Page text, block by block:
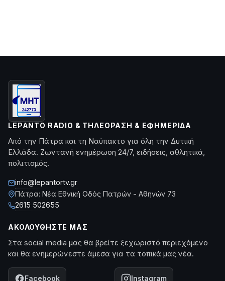
LEPANTO RADIO & ΤΗΛΕΌΡΑΣΗ & ΕΦΗΜΕΡΊΔΑ
Από την Πάτρα και τη Ναύπακτο για όλη την Δυτική
Ελλάδα. Ζωντανή ενημέρωση 24/7, ειδήσεις, αθλητικά,
πολιτισμός.
info@lepantortv.gr
Πάτρα: Νέα Εθνική Οδός Πατρών - Αθηνών 73
2615 502655
ΑΚΟΛΟΥΘΉΣΤΕ ΜΑΣ
Στα social media μας θα βρείτε ξεχωριστό περιεχόμενο
και θα ενημερώνεστε άμεσα για τα τοπικά μας νέα.
Facebook Instagram